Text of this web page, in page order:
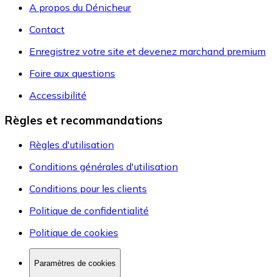
A propos du Dénicheur
Contact
Enregistrez votre site et devenez marchand premium
Foire aux questions
Accessibilité
Règles et recommandations
Règles d'utilisation
Conditions générales d'utilisation
Conditions pour les clients
Politique de confidentialité
Politique de cookies
Paramètres de cookies